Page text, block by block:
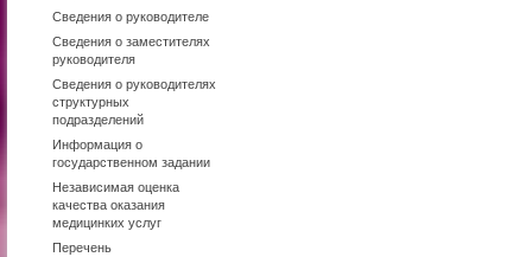
Сведения о руководителе
Сведения о заместителях
руководителя
Сведения о руководителях
структурных
подразделений
Информация о
государственном задании
Независимая оценка
качества оказания
медицинких услуг
Перечень